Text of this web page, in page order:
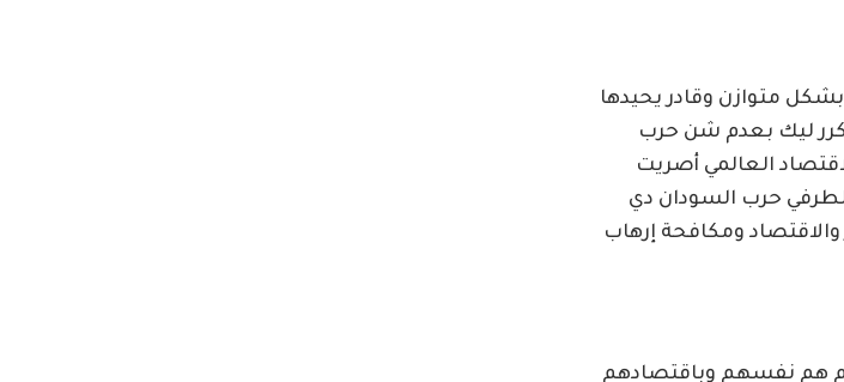
متوازن وقادر يحيدها
ليك بعدم شن حرب
العالمي أصريت
لطرفي حرب السودان دي
والاقتصاد ومكافحة إرهاب
هم نفسهم وباقتصادهم